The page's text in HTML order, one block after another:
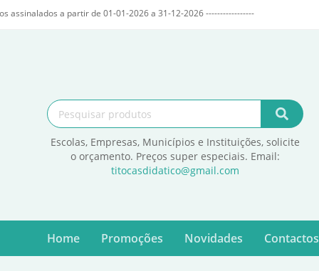
assinalados a partir de 01-01-2026 a 31-12-2026 -----------------
Escolas, Empresas, Municípios e Instituições, solicite
o orçamento. Preços super especiais. Email:
titocasdidatico@gmail.com
Home Promoções Novidades Contactos